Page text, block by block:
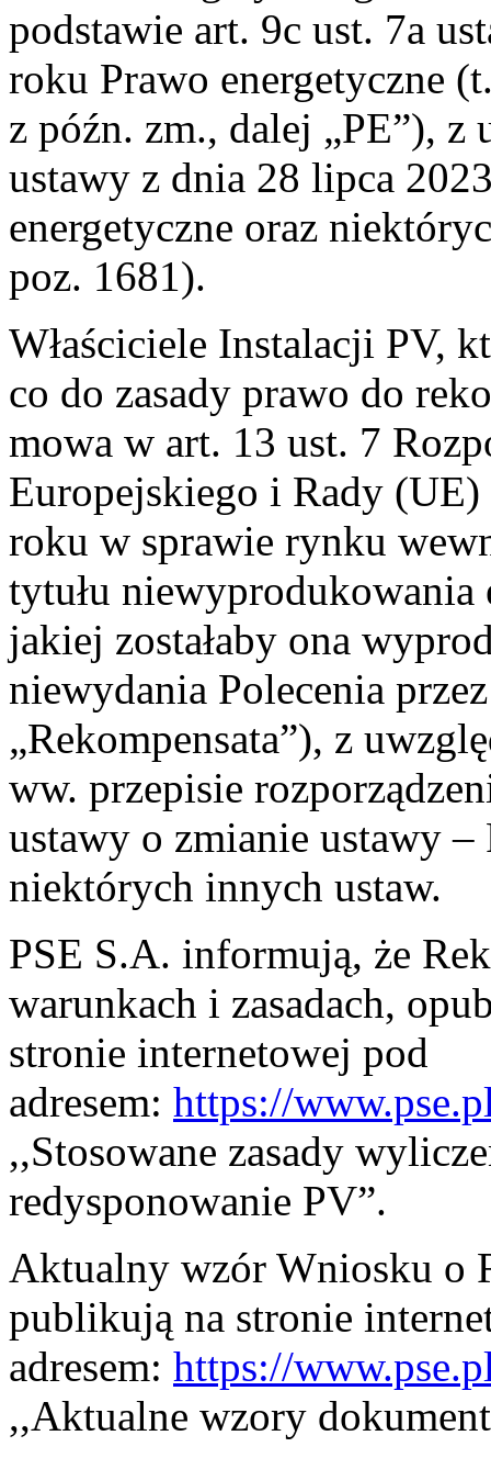
podstawie art. 9c ust. 7a
roku Prawo energetyczne
z późn. zm., dalej „PE”),
ustawy z dnia 28 lipca
energetyczne oraz
poz. 1681).
Właściciele Instalacji PV,
co do zasady prawo do
mowa w art. 13 ust. 7
Europejskiego i Rady
roku w sprawie rynku
tytułu
jakiej zostałaby ona
niewydania Polecenia
„Rekompensata”), z
ww. przepisie
ustawy o zmianie ustawy –
niektórych innych ustaw.
PSE S.A. informują, że
warunkach i zasadach,
stronie internetowej pod
adresem: https://
,,Stosowane zasady
redysponowanie PV”.
Aktualny wzór Wniosku o
publikują na stronie
adresem: https://
,,Aktualne wzory